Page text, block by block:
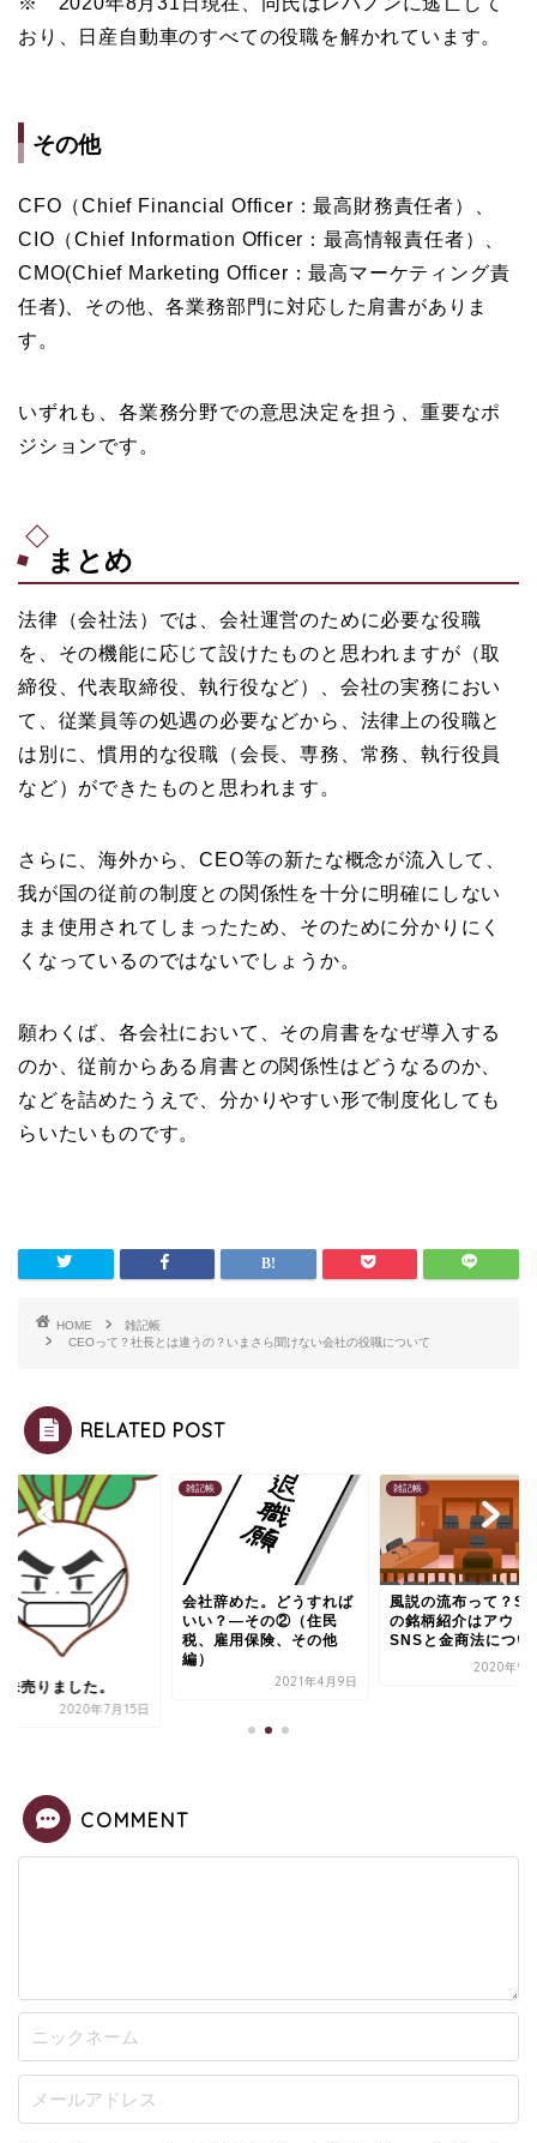
おり、日産自動車のすべての役職を解かれています。
その他
CFO（Chief Financial Officer：最高財務責任者）、
CIO（Chief Information Officer：最高情報責任者）、
CMO(Chief Marketing Officer：最高マーケティング責
任者)、その他、各業務部門に対応した肩書がありま
す。
いずれも、各業務分野での意思決定を担う、重要なポ
ジションです。
まとめ
法律（会社法）では、会社運営のために必要な役職
を、その機能に応じて設けたものと思われますが（取
締役、代表取締役、執行役など）、会社の実務におい
て、従業員等の処遇の必要などから、法律上の役職と
は別に、慣用的な役職（会長、専務、常務、執行役員
など）ができたものと思われます。
さらに、海外から、CEO等の新たな概念が流入して、
我が国の従前の制度との関係性を十分に明確にしない
まま使用されてしまったため、そのために分かりにく
くなっているのではないでしょうか。
願わくば、各会社において、その肩書をなぜ導入する
のか、従前からある肩書との関係性はどうなるのか、
などを詰めたうえで、分かりやすい形で制度化しても
らいたいものです。
HOME
雑記帳
CEOって？社長とは違うの？いまさら聞けない会社の役職について
RELATED POST
株売りました。
2020年7月15日
雑記帳
会社辞めた。どうすれば
いい？—その②（住民
税、雇用保険、その他
編）
2021年4月9日
雑記帳
風説の流布って？
の銘柄紹介はアウト
SNSと金商法につい
2020年9
COMMENT